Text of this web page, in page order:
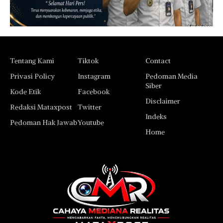
Tentang Kami
Privasi Policy
Kode Etik
Redaksi Mataxpost
Pedoman Hak Jawab
Tiktok
Instagram
Facebook
Twitter
Youtube
Contact
Pedoman Media
Siber
Disclaimer
Indeks
Home